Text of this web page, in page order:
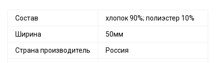
Состав хлопок 90%; полиэстер 10%
Ширина 50мм
Страна производитель Россия